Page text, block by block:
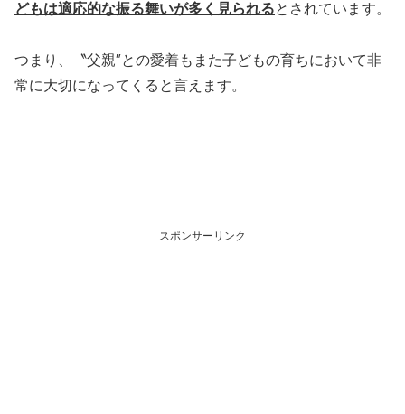
どもは適応的な振る舞いが多く見られるとされています。
つまり、〝父親″との愛着もまた子どもの育ちにおいて非
常に大切になってくると言えます。
スポンサーリンク